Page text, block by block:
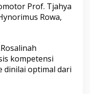
Prof. Tjahya
Rowa,
kompetensi
dinilai optimal dari